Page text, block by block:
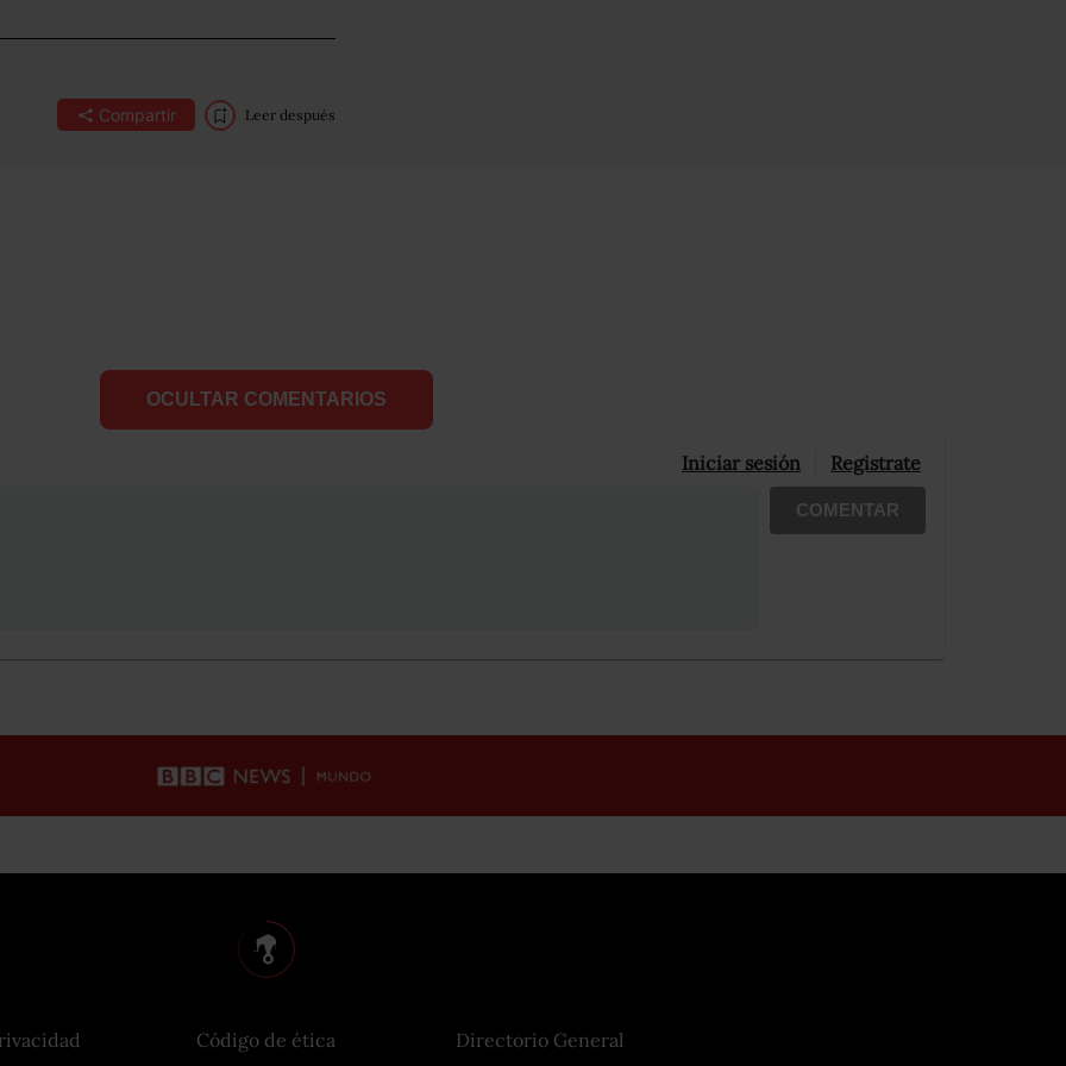
Compartir Leer después
OCULTAR COMENTARIOS
Iniciar sesión Registrate
COMENTAR
Código de ética Directorio General